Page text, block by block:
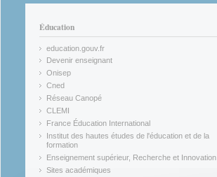
Éducation
education.gouv.fr
(link is external)
Devenir enseignant
(link is external)
Onisep
(link is external)
Cned
(link is external)
Réseau Canopé
(link is external)
CLEMI
(link is external)
France Éducation International
(link is external)
Institut des hautes études de l'éducation et de la
formation
(link is external)
Enseignement supérieur, Recherche et Innovation
(link is external)
Sites académiques